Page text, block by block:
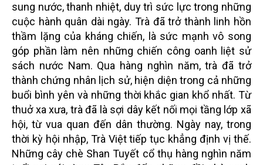
sung nước, thanh nhiệt, duy trì sức lực trong những
cuộc hành quân dài ngày. Trà đã trở thành linh hồn
thầm lặng của kháng chiến, là sức mạnh vô song
góp phần làm nên những chiến công oanh liệt sử
sách nước Nam. Qua hàng nghìn năm, trà đã trở
thành chứng nhân lịch sử, hiện diện trong cả những
buổi bình yên và những thời khắc gian khổ nhất. Từ
thuở xa xưa, trà đã là sợi dây kết nối mọi tầng lớp xã
hội, từ vua quan đến dân thường. Ngày nay, trong
thời kỳ hội nhập, Trà Việt tiếp tục khẳng định vị thế.
Những cây chè Shan Tuyết cổ thụ hàng nghìn năm